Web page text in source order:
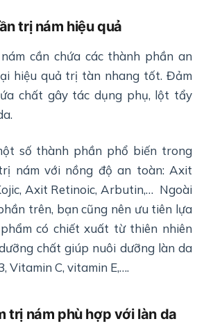
trị nám hiệu quả
cần chứa các thành phần an
hiệu quả trị tàn nhang tốt. Đảm
chất gây tác dụng phụ, lột tẩy
số thành phần phổ biến trong
nám với nồng độ an toàn: Axit
Axit Retinoic, Arbutin,… Ngoài
trên, bạn cũng nên ưu tiên lựa
có chiết xuất từ thiên nhiên
chất giúp nuôi dưỡng làn da
Vitamin C, vitamin E,….
trị nám phù hợp với làn da